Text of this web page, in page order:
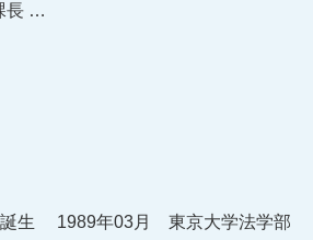
長 …
生 1989年03月 東京大学法学部